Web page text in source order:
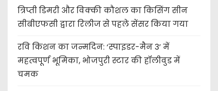
त्रिप्ती डिमरी और विक्की कौशल का किसिंग सीन
सीबीएफसी द्वारा रिलीज से पहले सेंसर किया गया
रवि किशन का जन्मदिन: ‘स्पाइडर-मैन 3’ में
महत्वपूर्ण भूमिका, भोजपुरी स्टार की हॉलीवुड में
चमक